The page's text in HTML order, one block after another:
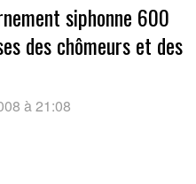
siphonne 600
des chômeurs et des
à 21:08